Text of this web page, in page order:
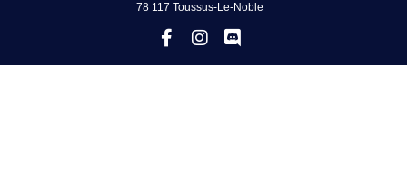
78 117 Toussus-Le-Noble